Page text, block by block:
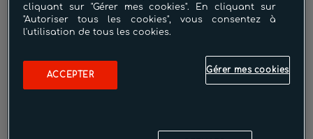
résistance dans l’eau . pour nager
de plus longues distances, de
cliquant sur "Gérer mes cookies". En cliquant sur
"Autoriser tous les cookies", vous consentez à
l'utilisation de tous les cookies.
Gérer mes cookies
ACCEPTER